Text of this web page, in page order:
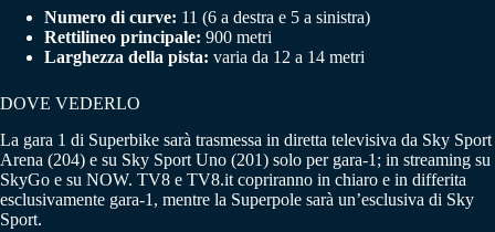
Numero di curve: 11 (6 a destra e 5 a sinistra)
Rettilineo principale: 900 metri
Larghezza della pista: varia da 12 a 14 metri
DOVE VEDERLO
La gara 1 di Superbike sarà trasmessa in diretta televisiva da Sky Sport
Arena (204) e su Sky Sport Uno (201) solo per gara-1; in streaming su
SkyGo e su NOW. TV8 e TV8.it copriranno in chiaro e in differita
esclusivamente gara-1, mentre la Superpole sarà un’esclusiva di Sky
Sport.